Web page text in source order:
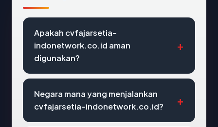
Apakah cvfajarsetia-
indonetwork.co.id aman
digunakan?
Negara mana yang menjalankan
cvfajarsetia-indonetwork.co.id?